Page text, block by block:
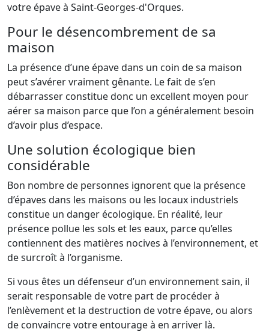
votre épave à Saint-Georges-d'Orques.
Pour le désencombrement de sa
maison
La présence d’une épave dans un coin de sa maison
peut s’avérer vraiment gênante. Le fait de s’en
débarrasser constitue donc un excellent moyen pour
aérer sa maison parce que l’on a généralement besoin
d’avoir plus d’espace.
Une solution écologique bien
considérable
Bon nombre de personnes ignorent que la présence
d’épaves dans les maisons ou les locaux industriels
constitue un danger écologique. En réalité, leur
présence pollue les sols et les eaux, parce qu’elles
contiennent des matières nocives à l’environnement, et
de surcroît à l’organisme.
Si vous êtes un défenseur d’un environnement sain, il
serait responsable de votre part de procéder à
l’enlèvement et la destruction de votre épave, ou alors
de convaincre votre entourage à en arriver là.